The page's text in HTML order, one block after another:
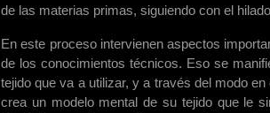
de las materias primas, siguiendo con el
En este proceso intervienen aspectos
de los conocimientos técnicos. Eso se
tejido que va a utilizar, y a través del modo
crea un modelo mental de su tejido que le